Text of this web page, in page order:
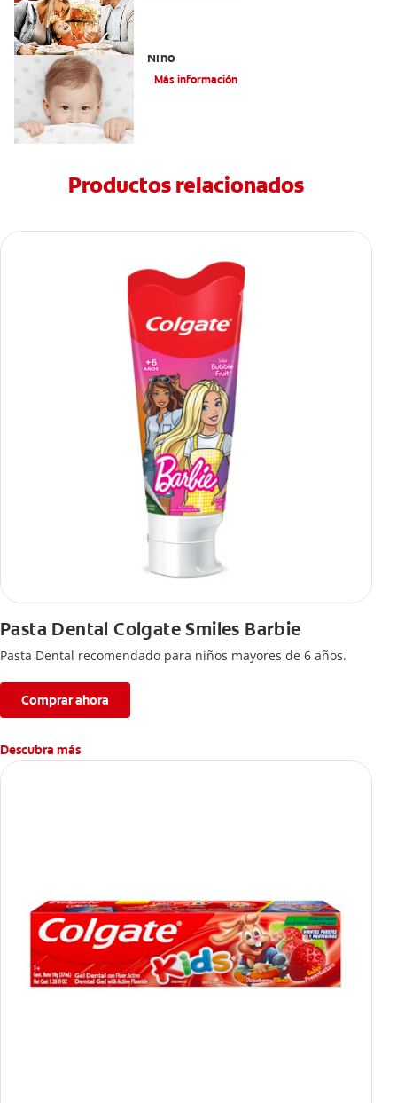
Niño
Más información
Productos relacionados
Pasta Dental Colgate Smiles Barbie
Pasta Dental recomendado para niños mayores de 6 años.
Comprar ahora
Descubra más